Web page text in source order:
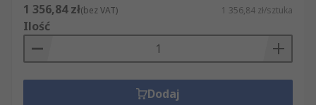
1 356,84 zł(bez VAT) 1 356,84 zł/sztuka
Ilość
Dodaj